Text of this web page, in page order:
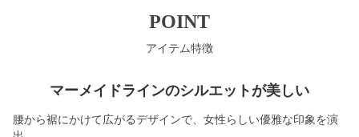
POINT
アイテム特徴
マーメイドラインのシルエットが美しい
腰から裾にかけて広がるデザインで、女性らしい優雅な印象を演